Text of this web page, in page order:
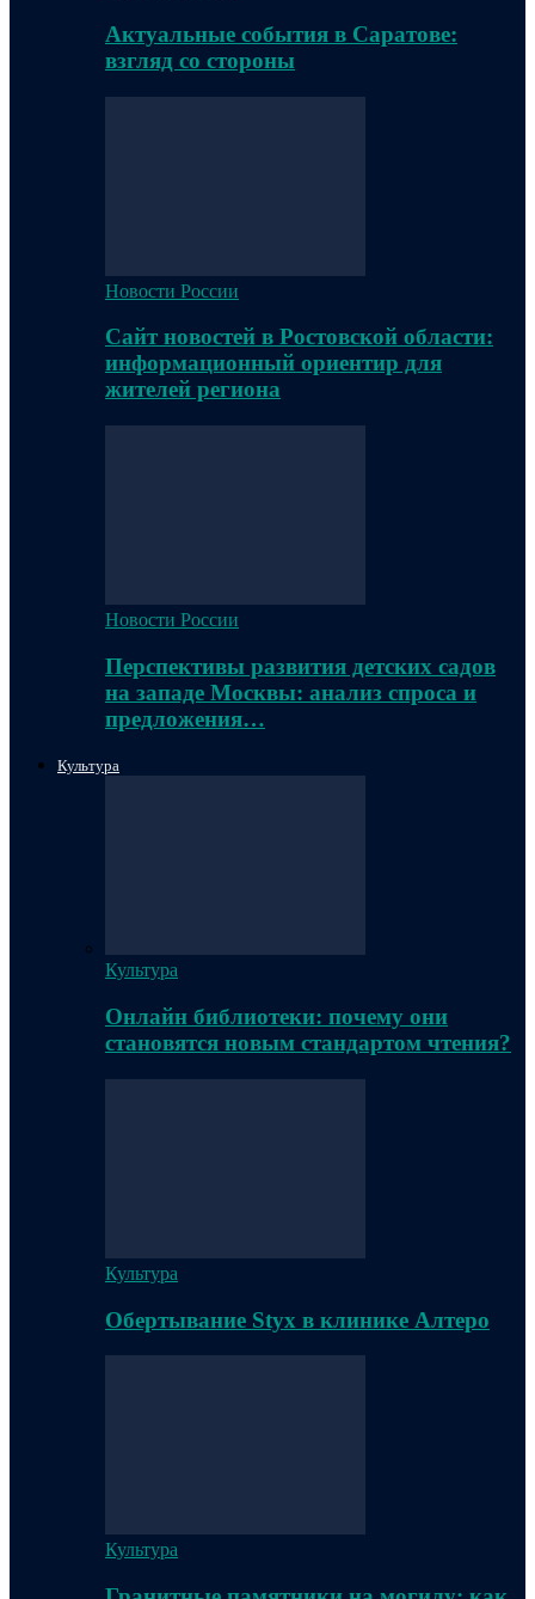
Актуальные события в Саратове:
взгляд со стороны
Новости России
Сайт новостей в Ростовской области:
информационный ориентир для
жителей региона
Новости России
Перспективы развития детских садов
на западе Москвы: анализ спроса и
предложения…
Культура
Культура
Онлайн библиотеки: почему они
становятся новым стандартом чтения?
Культура
Обертывание Styx в клинике Алтеро
Культура